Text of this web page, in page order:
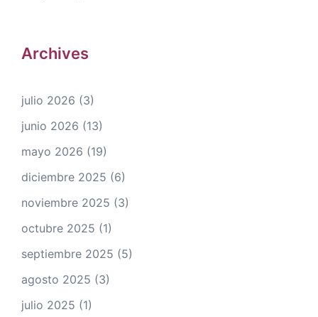
Archives
julio 2026 (3)
junio 2026 (13)
mayo 2026 (19)
diciembre 2025 (6)
noviembre 2025 (3)
octubre 2025 (1)
septiembre 2025 (5)
agosto 2025 (3)
julio 2025 (1)